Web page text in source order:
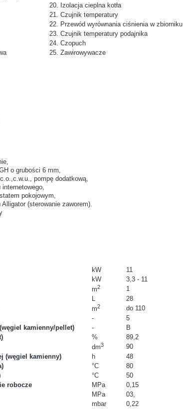
20. Izolacja cieplna kotła
21. Czujnik temperatury
22. Przewód wyrównania ciśnienia w zbiorniku
23. Czujnik temperatury podajnika
24. Czopuch
25. Zawirowywacze
o grubości 6 mm,
pompę dodatkową,
pokojowym,
(sterowanie zaworem).
kW
11
kW
3,3 - 11
m2
1
28
m2
do 110
-
5
kamienny/pellet)
-
B
%
89,2
dm3
90
(węgiel kamienny)
h
48
°C
80
°C
50
robocze
MPa
0,15
MPa
03,
mbar 0,22